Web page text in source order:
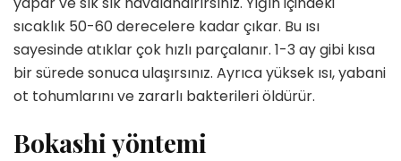
sıcaklık 50-60 derecelere kadar çıkar. Bu ısı
sayesinde atıklar çok hızlı parçalanır. 1-3 ay gibi kısa
bir sürede sonuca ulaşırsınız. Ayrıca yüksek ısı, yabani
ot tohumlarını ve zararlı bakterileri öldürür.
Bokashi yöntemi